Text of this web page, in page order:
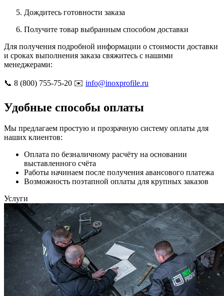
Дождитесь готовности заказа
Получите товар выбранным способом доставки
Для получения подробной информации о стоимости доставки
и сроках выполнения заказа свяжитесь с нашими
менеджерами:
📞 8 (800) 755-75-20 ✉️ info@inoxprofile.ru
Удобные способы оплаты
Мы предлагаем простую и прозрачную систему оплаты для
наших клиентов:
Оплата по безналичному расчёту на основании
выставленного счёта
Работы начинаем после получения авансового платежа
Возможность поэтапной оплаты для крупных заказов
Услуги